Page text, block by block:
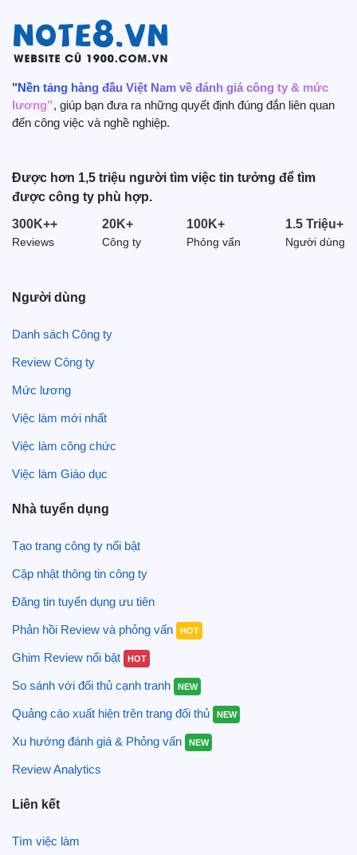
"Nền tảng hàng đầu Việt Nam về đánh giá công ty & mức
lương”, giúp bạn đưa ra những quyết định đúng đắn liên quan
đến công việc và nghề nghiệp.
Được hơn 1,5 triệu người tìm việc tin tưởng để tìm
được công ty phù hợp.
300K++
Reviews
20K+
Công ty
100K+
Phỏng vấn
1.5 Triệu+
Người dùng
Người dùng
Danh sách Công ty
Review Công ty
Mức lương
Việc làm mới nhất
Việc làm công chức
Việc làm Giáo dục
Nhà tuyển dụng
Tạo trang công ty nổi bật
Cập nhật thông tin công ty
Đăng tin tuyển dụng ưu tiên
Phản hồi Review và phỏng vấn HOT
Ghim Review nổi bật HOT
So sánh với đối thủ cạnh tranh NEW
Quảng cáo xuất hiện trên trang đối thủ NEW
Xu hướng đánh giá & Phỏng vấn NEW
Review Analytics
Liên kết
Tìm việc làm